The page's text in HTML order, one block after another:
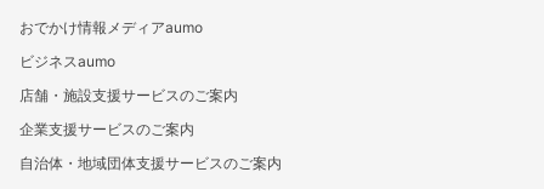
おでかけ情報メディアaumo
ビジネスaumo
店舗・施設支援サービスのご案内
企業支援サービスのご案内
自治体・地域団体支援サービスのご案内